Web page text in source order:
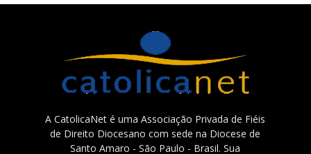
A CatolicaNet é uma Associação Privada de Fiéis
de Direito Diocesano com sede na Diocese de
Santo Amaro - São Paulo - Brasil. Sua